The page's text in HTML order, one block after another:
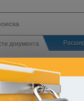
документа